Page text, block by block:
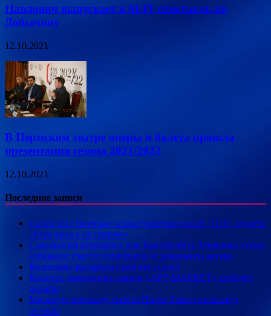
Павлович выпускает в МДТ спектакль по
Добычину
12.10.2021
В Пермском театре оперы и балета прошла
презентация сезона 2021/2022
12.10.2021
Последние записи
Солистка «Винтаж» о выступлении после ДТП с мужем:
«Концерта я не помню»
Садальский вспомнил, как Высоцкий и Демидова чудом
избежали участи погибшего от декорации актера
Волочкова раскрыла свой вес и рост
Конкурс творческих заявок «АРТ-МАРКЕТ» пройдёт
онлайн
Мировую премьеру балета Пьера Лакотта покажут
онлайн